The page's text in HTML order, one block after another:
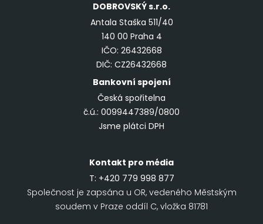
DOBROVSKÝs.r.o.
Antala Staška 511/40
140 00 Praha 4
IČO: 26432668
DIČ: CZ26432668
Bankovní spojení
Česká spořitelna
č.ú.: 0099447389/0800
Jsme plátci DPH
Kontakt pro média
T: +420 779 998 877
Společnost je zapsána u OR, vedeného Městským
soudem v Praze oddíl C, vložka 81781